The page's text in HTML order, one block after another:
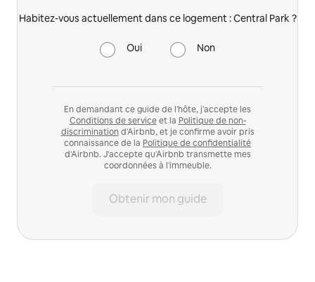
Habitez-vous actuellement dans ce logement : Central Park ?
Oui Non
En demandant ce guide de l'hôte, j'accepte les
Conditions de serviceet la Politique de non-
discrimination d'Airbnb, et je confirme avoir pris
connaissance de la Politique de confidentialité
d'Airbnb. J'accepte qu'Airbnb transmette mes
coordonnées à l'immeuble.
Obtenir mon guide